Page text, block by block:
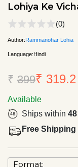
Lohiya Ke
(0)
Author:Rammanohar Lohia
Language:Hindi
₹ 399₹ 319.2
Available
Ships within
Free Shipping
Format: